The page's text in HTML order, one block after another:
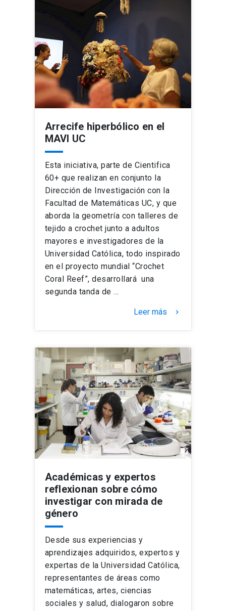
Arrecife hiperbólico en el
MAVI UC
Esta iniciativa, parte de Cientifica
60+ que realizan en conjunto la
Dirección de Investigación con la
Facultad de Matemáticas UC, y que
aborda la geometría con talleres de
tejido a crochet junto a adultos
mayores e investigadores de la
Universidad Católica, todo inspirado
en el proyecto mundial “Crochet
Coral Reef”, desarrollará una
segunda tanda de …
Leer más keyboard_arrow_right
Académicas y expertos
reflexionan sobre cómo
investigar con mirada de
género
Desde sus experiencias y
aprendizajes adquiridos, expertos y
expertas de la Universidad Católica,
representantes de áreas como
matemáticas, artes, ciencias
sociales y salud, dialogaron sobre